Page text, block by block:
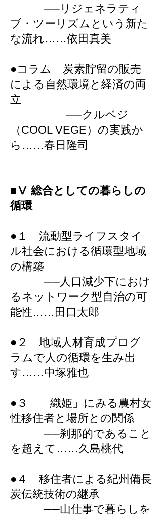
──リジェネラティ
ブ・ツーリズムという新た
な流れ……依田真美
●コラム 炭素貯留の販売
による自然環境と経済の両
立
──クルベジ
（COOL VEGE）の実践か
ら……春日隆司
■Ⅴ 総合としての暮らしの
循環
●１ 流動型ライフスタイ
ル社会における循環型地域
の構築
──人口減少下におけ
るネットワーク型自治の可
能性……田口太郎
●２ 地域人材育成プログ
ラムで人の循環を生み出
す……中塚雅也
●３ 「織姫」にみる農村女
性移住者と場所との関係
──刹那的であること
を超えて……久島桃代
●４ 移住者による紀州備長
炭伝統技術の継承
──山仕事で暮らしを